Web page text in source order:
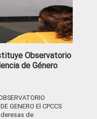
Observatorio
de Género
GENERO El CPCCS
de